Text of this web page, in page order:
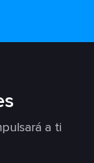
a ti